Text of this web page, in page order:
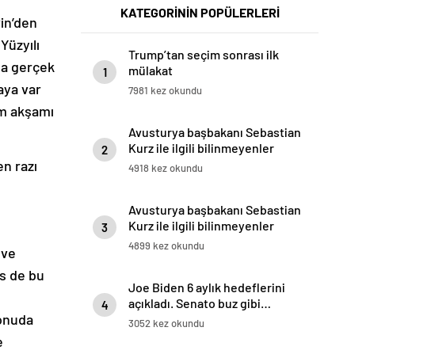
gerçek
var
akşamı
razı
de bu
KATEGORİNİN POPÜLERLERİ
1
Trump’tan seçim sonrası ilk
mülakat
7981 kez okundu
2
Avusturya başbakanı Sebastian
Kurz ile ilgili bilinmeyenler
4918 kez okundu
3
Avusturya başbakanı Sebastian
Kurz ile ilgili bilinmeyenler
4899 kez okundu
4
Joe Biden 6 aylık hedeflerini
açıkladı. Senato buz gibi…
3052 kez okundu